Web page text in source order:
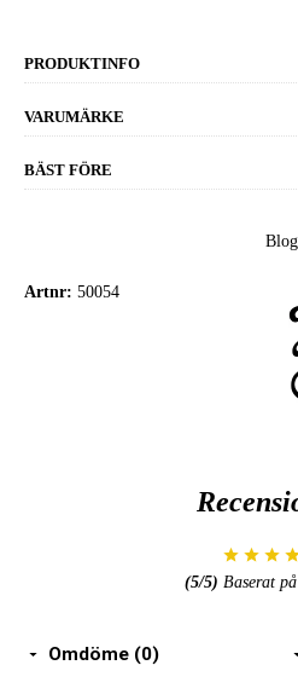
PRODUKTINFO
VARUMÄRKE
BÄST FÖRE
Artnr: 50054
(5/5) Baserat på
Omdöme (0)